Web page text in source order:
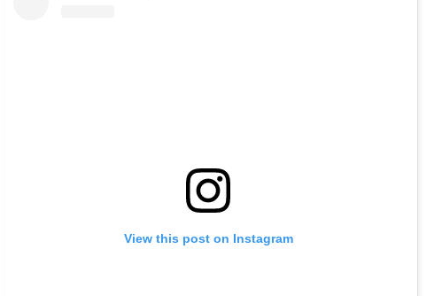
View this post on Instagram